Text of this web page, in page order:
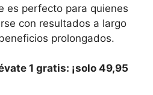
es perfecto para quienes
con resultados a largo
prolongados.
1 gratis: ¡solo 49,95